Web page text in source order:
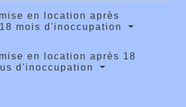
en location après
mois d'inoccupation
en location après 18
d'inoccupation